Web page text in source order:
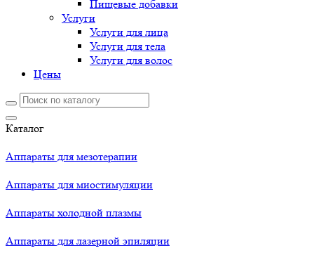
Пищевые добавки
Услуги
Услуги для лица
Услуги для тела
Услуги для волос
Цены
Каталог
Аппараты для мезотерапии
Аппараты для миостимуляции
Аппараты холодной плазмы
Аппараты для лазерной эпиляции